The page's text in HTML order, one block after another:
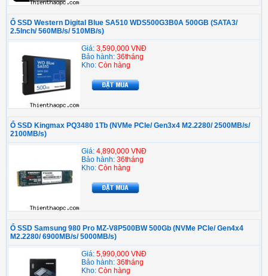
Ổ SSD Western Digital Blue SA510 WDS500G3B0A 500GB (SATA3/
2.5Inch/ 560MB/s/ 510MB/s)
Giá: 3,590,000 VNĐ
Bảo hành: 36tháng
Kho: Còn hàng
Ổ SSD Kingmax PQ3480 1Tb (NVMe PCIe/ Gen3x4 M2.2280/ 2500MB/s/
2100MB/s)
Giá: 4,890,000 VNĐ
Bảo hành: 36tháng
Kho: Còn hàng
Ổ SSD Samsung 980 Pro MZ-V8P500BW 500Gb (NVMe PCIe/ Gen4x4
M2.2280/ 6900MB/s/ 5000MB/s)
Giá: 5,990,000 VNĐ
Bảo hành: 36tháng
Kho: Còn hàng